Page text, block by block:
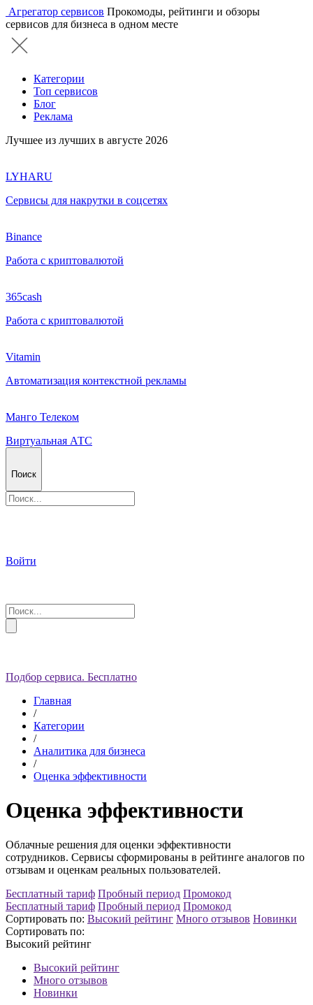
Агрегатор сервисов Прокомоды, рейтинги и обзоры
сервисов для бизнеса в одном месте
Категории
Топ сервисов
Блог
Реклама
Лучшее из лучших в августе 2026
LYHARU
Сервисы для накрутки в соцсетях
Binance
Работа с криптовалютой
365cash
Работа с криптовалютой
Vitamin
Автоматизация контекстной рекламы
Манго Телеком
Виртуальная АТС
Поиск
Войти
Подбор сервиса. Бесплатно
Главная
/
Категории
/
Аналитика для бизнеса
/
Оценка эффективности
Оценка эффективности
Облачные решения для оценки эффективности
сотрудников. Сервисы сформированы в рейтинге аналогов по
отзывам и оценкам реальных пользователей.
Бесплатный тариф Пробный период Промокод
Бесплатный тариф Пробный период Промокод
Сортировать по: Высокий рейтинг Много отзывов Новинки
Сортировать по:
Высокий рейтинг
Высокий рейтинг
Много отзывов
Новинки